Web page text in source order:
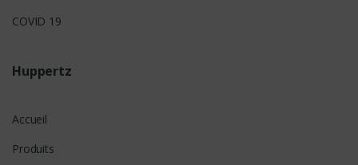
COVID 19
Huppertz
Accueil
Produits